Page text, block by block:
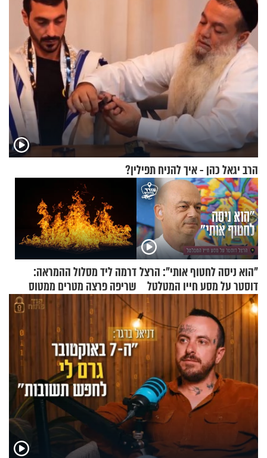
הרב יגאל כהן - איך להניח תפילין?
"הוא ניסה לחטוף אותי": הרצל
דוסטר על מסע חייו המטלטל
דרמה ליד מסלול ההמראה:
שריפה פרצה מטרים ממטוס
מלא בנוסעים